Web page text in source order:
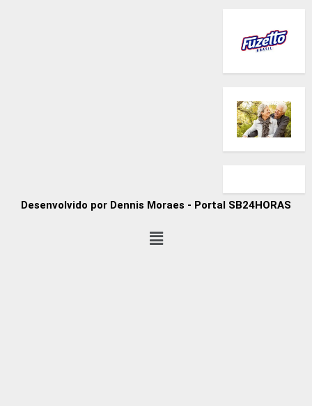
Desenvolvido por Dennis Moraes - Portal SB24HORAS